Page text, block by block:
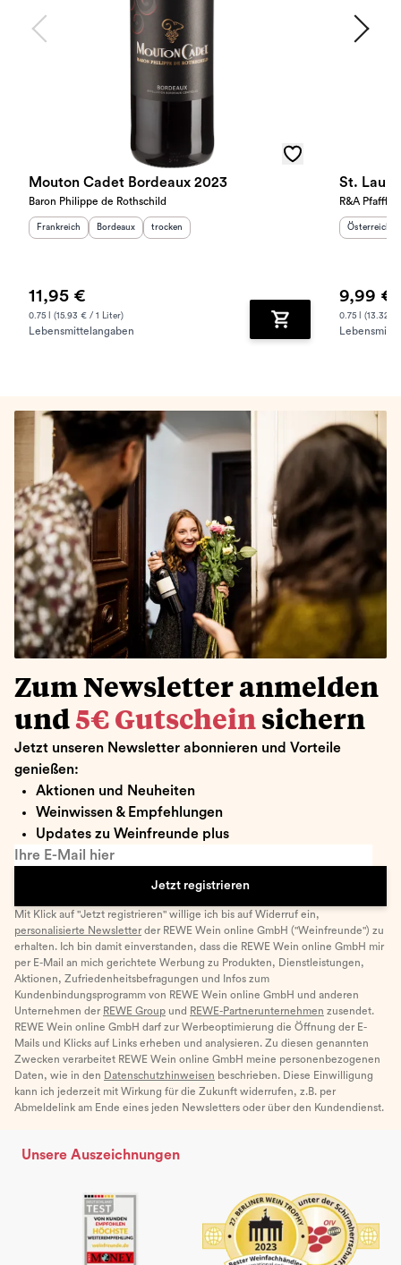
Mouton Cadet Bordeaux 2023
Baron Philippe de Rothschild
Herkunftsland
Frankreich Herkunftsregion:
Bordeaux Geschmack
trocken
11,95 €
0.75 l (15.93 € / 1 Liter)
Lebensmittelangaben Zum Warenkorb
St.
R&A Pfaffl
Österreich
9,99 €
0.75 l (13.32 €
Zum Newsletter anmelden
und 5€ Gutschein sichern
Jetzt unseren Newsletter abonnieren und Vorteile
genießen:
Aktionen und Neuheiten
Weinwissen & Empfehlungen
Updates zu Weinfreunde plus
Ihre E-Mail hier
Jetzt registrieren
Mit Klick auf "Jetzt registrieren" willige ich bis auf Widerruf ein,
personalisierte Newsletter der REWE Wein online GmbH ("Weinfreunde") zu
erhalten. Ich bin damit einverstanden, dass die REWE Wein online GmbH mir
per E-Mail an mich gerichtete Werbung zu Produkten, Dienstleistungen,
Aktionen, Zufriedenheitsbefragungen und Infos zum
Kundenbindungsprogramm von REWE Wein online GmbH und anderen
Unternehmen der REWE Group und REWE-Partnerunternehmen zusendet.
REWE Wein online GmbH darf zur Werbeoptimierung die Öffnung der E-
Mails und Klicks auf Links erheben und analysieren. Zu diesen genannten
Zwecken verarbeitet REWE Wein online GmbH meine personenbezogenen
Daten, wie in den Datenschutzhinweisen beschrieben. Diese Einwilligung
kann ich jederzeit mit Wirkung für die Zukunft widerrufen, z.B. per
Abmeldelink am Ende eines jeden Newsletters oder über den Kundendienst.
Unsere Auszeichnungen